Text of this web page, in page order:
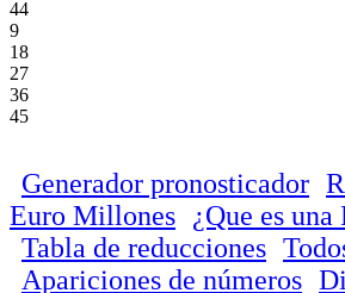
44
9
18
27
36
45
Generador pronosticador
Euro Millones
¿Que es
Tabla de reducciones
Apariciones de números